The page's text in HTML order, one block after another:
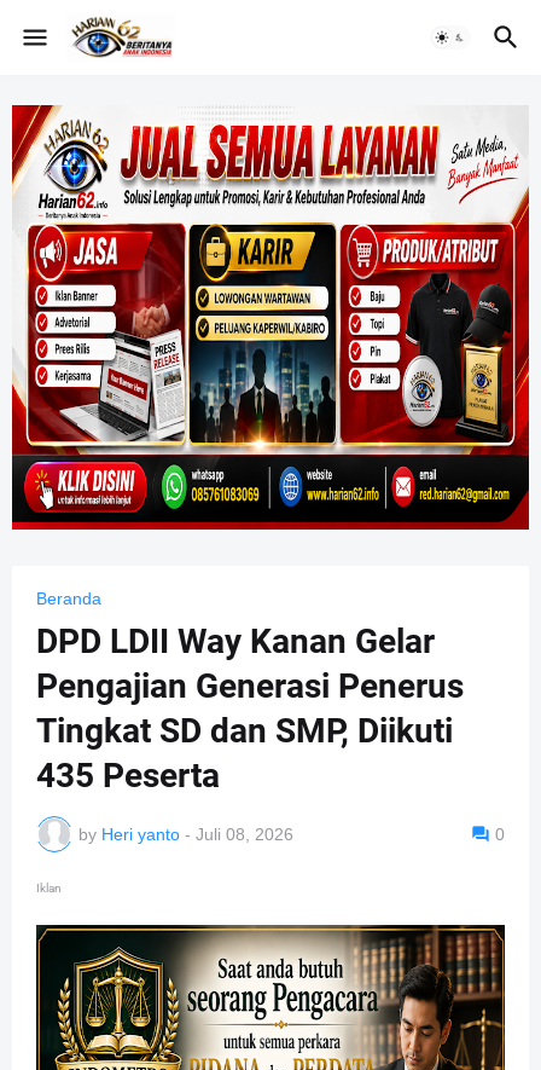
Beranda
DPD LDII Way Kanan Gelar
Pengajian Generasi Penerus
Tingkat SD dan SMP, Diikuti
435 Peserta
by Heri yanto - Juli 08, 2026 0
Iklan